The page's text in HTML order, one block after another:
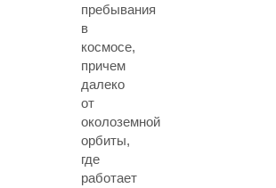
пребывания
в
космосе,
причем
далеко
от
околоземной
орбиты,
где
работает